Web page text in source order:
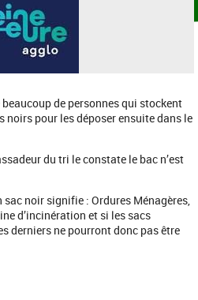
de personnes qui stockent
noirs pour les déposer ensuite dans le
du tri le constate le bac n’est
noir signifie : Ordures Ménagères,
d’incinération et si les sacs
derniers ne pourront donc pas être